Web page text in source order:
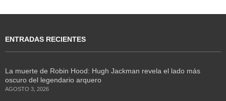
ENTRADAS RECIENTES
La muerte de Robin Hood: Hugh Jackman revela el lado más
oscuro del legendario arquero
AGOSTO 3, 2026